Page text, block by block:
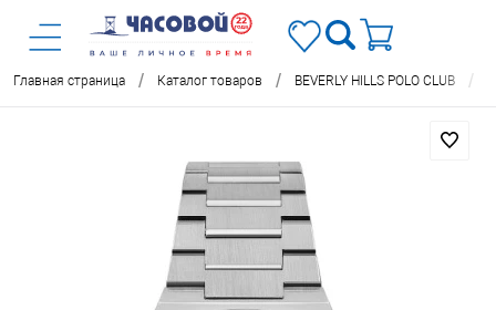
Главная страница / Каталог товаров / BEVERLY HILLS POLO CLUB /